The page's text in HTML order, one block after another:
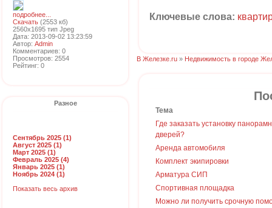
подробнее...
Скачать (2553 кб)
2560x1695 тип Jpeg
Дата: 2013-09-02 13:23:59
Автор: Admin
Комментариев: 0
Просмотров: 2554
Рейтинг: 0
Разное
Сентябрь 2025 (1)
Август 2025 (1)
Март 2025 (1)
Февраль 2025 (4)
Январь 2025 (1)
Ноябрь 2024 (1)
Показать весь архив
Ключевые слова:
В Железке.ru » Недвижимость в городе
Тема
Где заказать установку
дверей?
Аренда автомобиля
Комплект экипировки
Арматура СИП
Спортивная площадка
Можно ли получить срочную